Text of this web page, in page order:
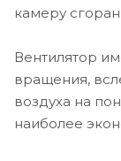
камеру
Вентилятор
вращения,
воздуха на
наиболее